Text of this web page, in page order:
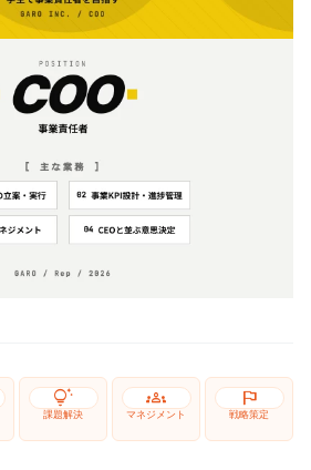
tips_and_updates
課題解決
groups
マネジメント
flag
戦略策定